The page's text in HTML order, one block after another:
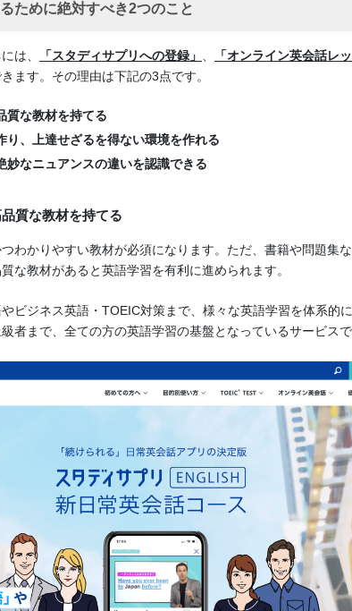
ために絶対すべき2つのこと
は、 「スタディサプリへの登録」 、 「オンライン英会話レ
ます。その理由は下記の3点です。
質な教材を持てる
り、上達せざるを得ない環境を作れる
妙なニュアンスの違いを認識できる
質な教材を持てる
わかりやすい教材が必須になります。ただ、書籍や問題集
な教材があると英語学習を有利に進められます。
やビジネス英語・TOEIC対策まで、様々な英語学習を体系的
者まで、全ての方の英語学習の基盤となっているサービスで